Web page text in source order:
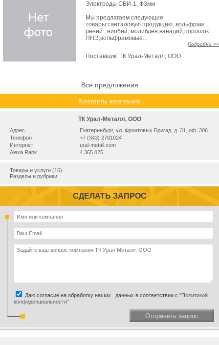
Электроды СВИ-1, Ф3мм
Мы предлагаем следующие
товары:танталовую продукцию, вольфрам ,
рений , ниобий, молибден,ванадий,порошок
ПНЭ,вольфрамовые...
Подробно >>
Поставщик: ТК Урал-Металл, ООО
Все предложения
Контакты компании
ТК Урал-Металл, ООО
Адрес
Екатеринбург, ул. Фронтовых Бригад, д. 31, оф. 306
Телефон
+7 (343) 2781024
Интернет
ural-metall.com
Alexa Rank
4 365 025
Товары и услуги (16)
Разделы и рубрики
СДЕЛАТЬ ЗАПРОС
Даю согласие на обработку наших данных в соответствии с "Политикой
конфиденциальности"
Отправить запрос